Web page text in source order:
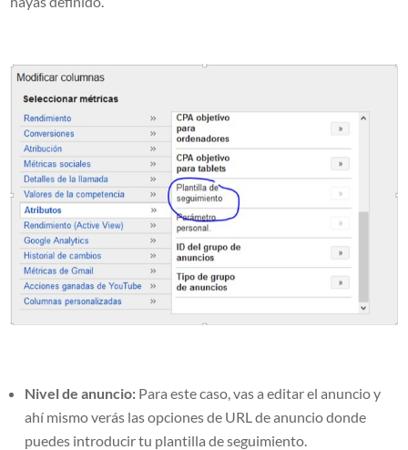
Nivel de anuncio: Para este caso, vas a editar el anuncio y
ahí mismo verás las opciones de URL de anuncio donde
puedes introducir tu plantilla de seguimiento.